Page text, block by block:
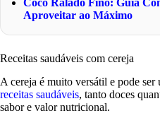
Coco Ralado Fino: Guia
Aproveitar ao Máximo
Receitas saudáveis com cereja
A cereja é muito versátil e pode ser
receitas saudáveis, tanto doces
sabor e valor nutricional.